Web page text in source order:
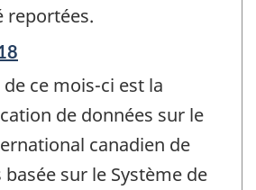
reportées.
ce mois-ci est la
de données sur le
canadien de
sur le Système de